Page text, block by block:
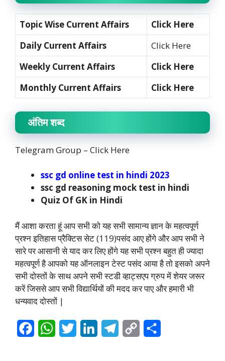
Topic Wise Current Affairs
Click Here
Daily Current Affairs
Click Here
Weekly Current Affairs
Click Here
Monthly Current Affairs
Click Here
अंतिम शब्द
Telegram Group – Click Here
ssc gd online test in hindi 2023
ssc gd reasoning mock test in hindi
Quiz Of GK in Hindi
मैं आशा करता हूं आप सभी को यह सभी सामान्य ज्ञान के महत्वपूर्ण
प्रश्न इतिहास प्रैक्टिस सेट (119)पसंद आए होंगे और आप सभी ने
सारे पर आसानी से याद कर लिए होंगे यह सभी प्रश्न बहुत ही ज्यादा
महत्वपूर्ण है आपको यह ऑनलाइन टेस्ट पसंद आया है तो इसको अपने
सभी दोस्तों के साथ अपने सभी स्टडी व्हाट्सएप ग्रुप में शेयर जरूर
करें जिससे आप सभी विद्यार्थियों की मदद कर पाए और हमारी भी
धन्यवाद दोस्तों |
W